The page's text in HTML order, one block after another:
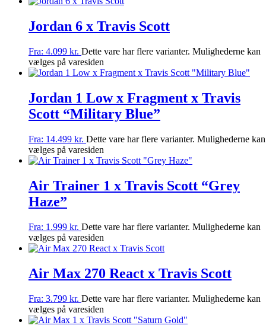
Jordan 6 x Travis Scott
Fra: 4.099 kr. Dette vare har flere varianter. Mulighederne kan
vælges på varesiden
Jordan 1 Low x Fragment x Travis
Scott “Military Blue”
Fra: 14.499 kr. Dette vare har flere varianter. Mulighederne kan
vælges på varesiden
Air Trainer 1 x Travis Scott “Grey
Haze”
Fra: 1.999 kr. Dette vare har flere varianter. Mulighederne kan
vælges på varesiden
Air Max 270 React x Travis Scott
Fra: 3.799 kr. Dette vare har flere varianter. Mulighederne kan
vælges på varesiden